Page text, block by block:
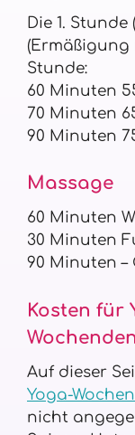
Die 1.
(Ermäßigung
Stunde:
60 Minuten
70 Minuten
90 Minuten
Massage
60
30 Minuten
90 Minuten
Kosten für
Auf dieser
Yoga-
nicht